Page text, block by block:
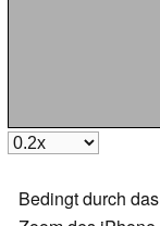
Bedingt durch